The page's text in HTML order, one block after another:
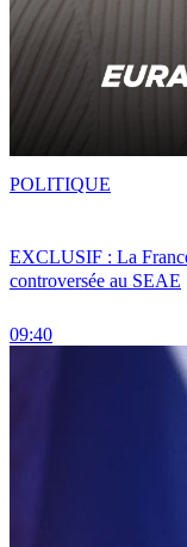
EXCLUSIF : La
controversée au SEAE
09:40
POLITIQUE